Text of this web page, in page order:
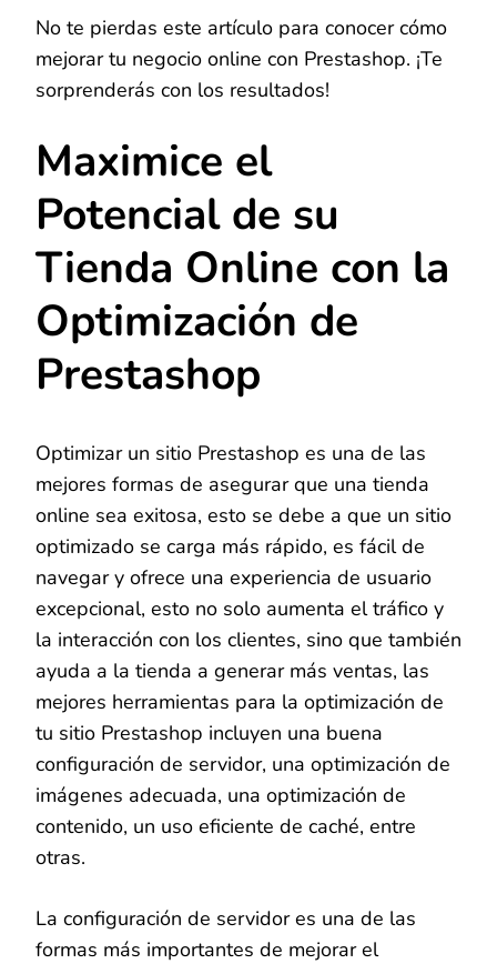
No te pierdas este artículo para conocer cómo
mejorar tu negocio online con Prestashop. ¡Te
sorprenderás con los resultados!
Maximice el
Potencial de su
Tienda Online con la
Optimización de
Prestashop
Optimizar un sitio Prestashop es una de las
mejores formas de asegurar que una tienda
online sea exitosa, esto se debe a que un sitio
optimizado se carga más rápido, es fácil de
navegar y ofrece una experiencia de usuario
excepcional, esto no solo aumenta el tráfico y
la interacción con los clientes, sino que también
ayuda a la tienda a generar más ventas, las
mejores herramientas para la optimización de
tu sitio Prestashop incluyen una buena
configuración de servidor, una optimización de
imágenes adecuada, una optimización de
contenido, un uso eficiente de caché, entre
otras.
La configuración de servidor es una de las
formas más importantes de mejorar el